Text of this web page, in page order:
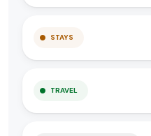
STAYS
TRAVEL